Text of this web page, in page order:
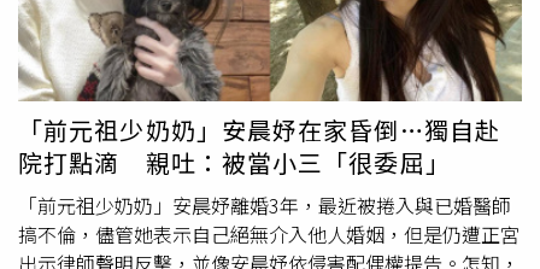
話，安晨妤屢次對傅男傳曖昧簡訊，甚至把傅男當作提款
機。不僅如此，甚至還和傅男成立了「家庭群組」。除此之
外，安晨妤甚至給出了60天的期限，希望傅男能夠儘早離
婚，傳訊息稱「hahaha~~i want Super fast~~(我想要超級
快)」等語，對此，安晨語火速澄清並沒有和傅男有過單獨
約會，雙方見面時小孩和其他友人都有在場。安晨妤強調自
己並沒有介入兩人的感情，甚至還要求正宮道歉。對於安晨
妤的回應，正宮也發出聲明，「有關安晨妤女士與張書維女
士之配偶即傅一新先生間過從甚密，並有逾越一般社會通念
「前元祖少奶奶」安晨妤在家昏倒…獨自赴
院打點滴 親吐：被當小三「很委屈」
「前元祖少奶奶」安晨妤離婚3年，最近被捲入與已婚醫師
搞不倫，儘管她表示自己絕無介入他人婚姻，但是仍遭正宮
出示律師聲明反擊，並像安晨妤依侵害配偶權提告。怎知，